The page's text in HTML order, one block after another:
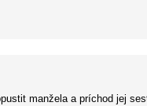
manžela a príchod jej